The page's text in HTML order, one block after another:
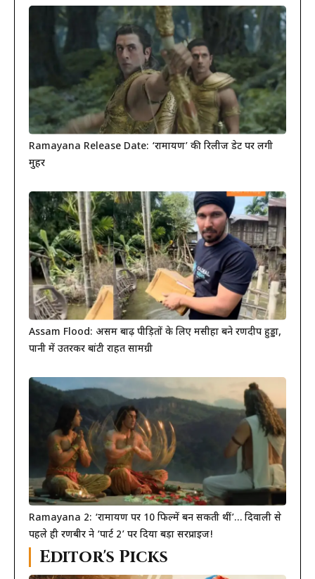
Ramayana Release Date: ‘रामायण’ की रिलीज डेट पर लगी
मुहर
Assam Flood: असम बाढ़ पीड़ितों के लिए मसीहा बने रणदीप हुड्डा,
पानी में उतरकर बांटी राहत सामग्री
Ramayana 2: ‘रामायण पर 10 फिल्में बन सकती थीं’… दिवाली से
पहले ही रणबीर ने ‘पार्ट 2’ पर दिया बड़ा सरप्राइज!
Editor's Picks